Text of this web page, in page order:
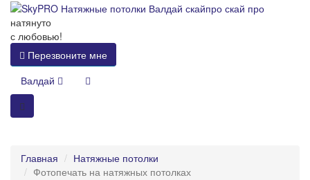
натянуто
с любовью!
Перезвоните мне
Валдай
Главная
Натяжные потолки
Фотопечать на натяжных потолках